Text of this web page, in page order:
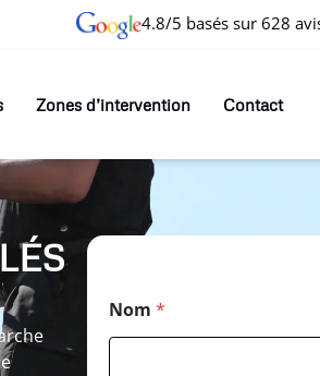
4.8/5 basés sur 628
Zones d’intervention Contact
Nom *